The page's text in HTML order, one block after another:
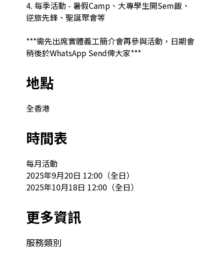
4. 每季活動 - 暑假Camp、大專學生開Sem飯、
逆旅先鋒、聖誕聚會等
***需先出席實體義工簡介會再參與活動，日期會
稍後於WhatsApp Send俾大家***
地點
全香港
時間表
每月活動
2025年9月20日 12:00（全日）
2025年10月18日 12:00（全日）
更多資訊
服務類別